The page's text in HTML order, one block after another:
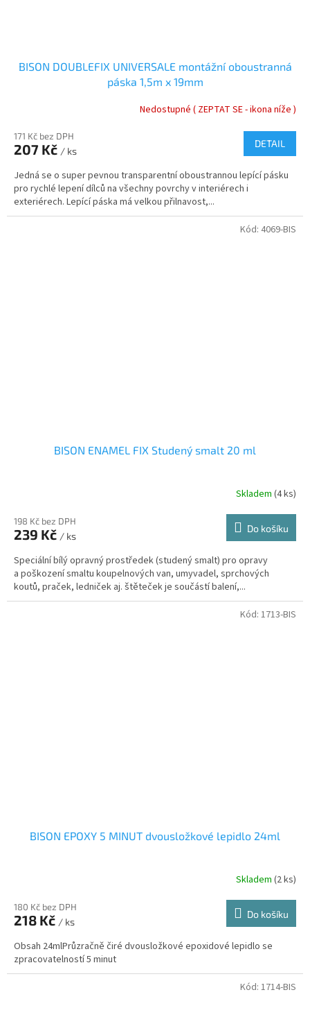
BISON DOUBLEFIX UNIVERSALE montážní oboustranná
páska 1,5m x 19mm
Nedostupné ( ZEPTAT SE - ikona níže )
171 Kč bez DPH
207 Kč / ks
DETAIL
Jedná se o super pevnou transparentní oboustrannou lepící pásku
pro rychlé lepení dílců na všechny povrchy v interiérech i
exteriérech. Lepící páska má velkou přilnavost,...
BISON ENAMEL FIX Studený smalt 20 ml
Skladem (4 ks)
198 Kč bez DPH
239 Kč / ks
Do košíku
Speciální bílý opravný prostředek (studený smalt) pro opravy
a poškození smaltu koupelnových van, umyvadel, sprchových
koutů, praček, ledniček aj. štěteček je součástí balení,...
Kód: 4069-BIS
BISON EPOXY 5 MINUT dvousložkové lepidlo 24ml
Skladem (2 ks)
180 Kč bez DPH
218 Kč / ks
Do košíku
Obsah 24mlPrůzračně čiré dvousložkové epoxidové lepidlo se
zpracovatelností 5 minut
Kód: 1713-BIS
Kód: 1714-BIS